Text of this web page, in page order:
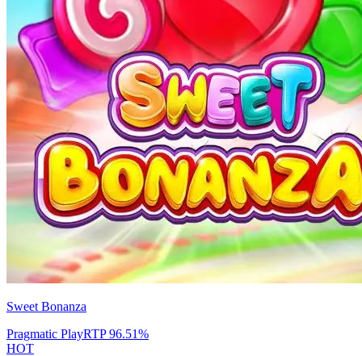
Sweet Bonanza
Pragmatic PlayRTP96.51%
HOT